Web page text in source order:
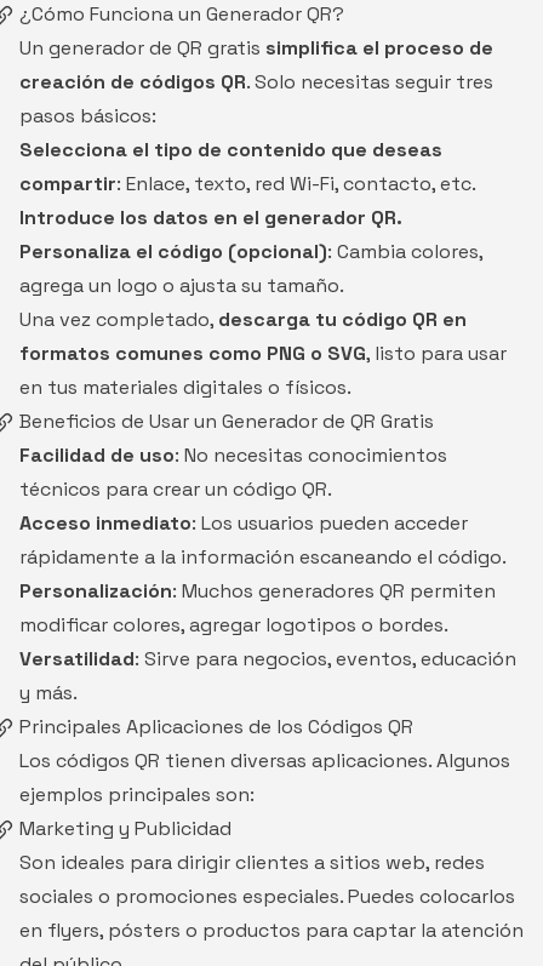
¿Cómo Funciona un Generador QR?
Un generador de QR gratis simplifica el proceso de
creación de códigos QR. Solo necesitas seguir tres
pasos básicos:
Selecciona el tipo de contenido que deseas
compartir: Enlace, texto, red Wi-Fi, contacto, etc.
Introduce los datos en el generador QR.
Personaliza el código (opcional): Cambia colores,
agrega un logo o ajusta su tamaño.
Una vez completado, descarga tu código QR en
formatos comunes como PNG o SVG, listo para usar
en tus materiales digitales o físicos.
Beneficios de Usar un Generador de QR Gratis
Facilidad de uso: No necesitas conocimientos
técnicos para crear un código QR.
Acceso inmediato: Los usuarios pueden acceder
rápidamente a la información escaneando el código.
Personalización: Muchos generadores QR permiten
modificar colores, agregar logotipos o bordes.
Versatilidad: Sirve para negocios, eventos, educación
y más.
Principales Aplicaciones de los Códigos QR
Los códigos QR tienen diversas aplicaciones. Algunos
ejemplos principales son:
Marketing y Publicidad
Son ideales para dirigir clientes a sitios web, redes
sociales o promociones especiales. Puedes colocarlos
en flyers, pósters o productos para captar la atención